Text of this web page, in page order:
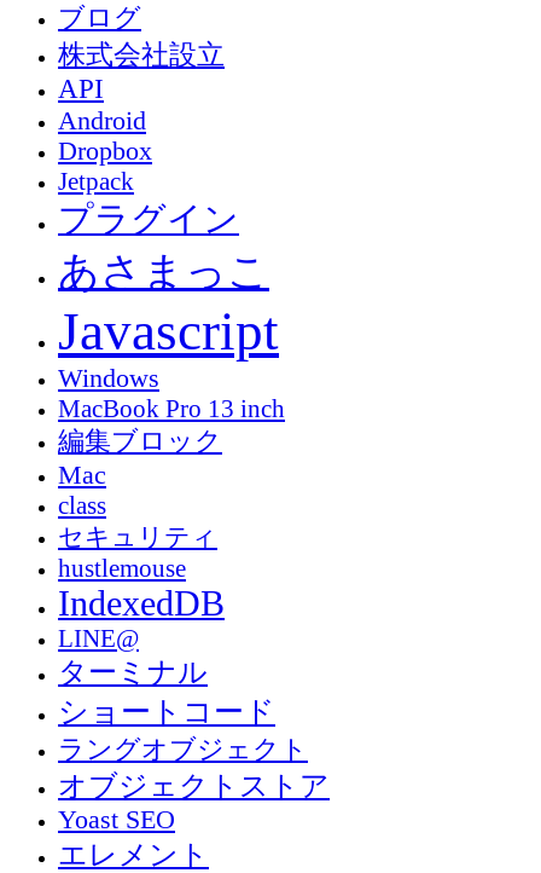
ブログ
株式会社設立
API
Android
Dropbox
Jetpack
プラグイン
あさまっこ
Javascript
Windows
MacBook Pro 13 inch
編集ブロック
Mac
class
セキュリティ
hustlemouse
IndexedDB
LINE@
ターミナル
ショートコード
ラングオブジェクト
オブジェクトストア
Yoast SEO
エレメント